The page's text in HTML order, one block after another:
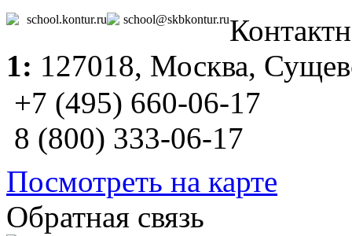
school.kontur.ru school@skbkontur.ru
1: 127018, Москва,
+7 (495) 660-06-17
8 (800) 333-06-17
Посмотреть на карте
Обратная связь